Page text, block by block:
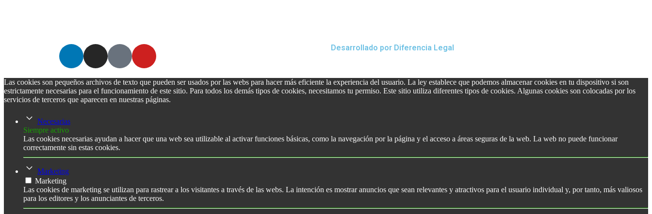
Desarrollado por Diferencia Legal
Las cookies son pequeños archivos de texto que pueden ser usados por las webs para hacer más eficiente la experiencia del usuario. La ley establece que podemos almacenar cookies en tu dispositivo si son
estrictamente necesarias para el funcionamiento de este sitio. Para todos los demás tipos de cookies, necesitamos tu permiso. Este sitio utiliza diferentes tipos de cookies. Algunas cookies son colocadas por los
servicios de terceros que aparecen en nuestras páginas.
Necesarias
Siempre activo
Las cookies necesarias ayudan a hacer que una web sea utilizable al activar funciones básicas, como la navegación por la página y el acceso a áreas seguras de la web. La web no puede funcionar
correctamente sin estas cookies.
Marketing
Marketing
Las cookies de marketing se utilizan para rastrear a los visitantes a través de las webs. La intención es mostrar anuncios que sean relevantes y atractivos para el usuario individual y, por tanto, más valiosos
para los editores y los anunciantes de terceros.